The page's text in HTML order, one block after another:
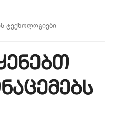
ტექნოლოგიები